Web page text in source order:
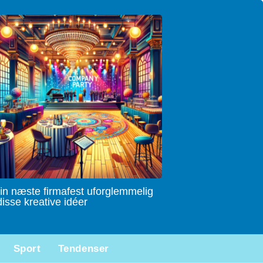
næste firmafest uforglemmelig
kreative idéer
Sport Tendenser